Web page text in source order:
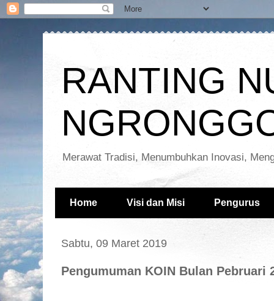
RANTING
Merawat Tradisi, Menumbuhkan Inovasi,
Home Visi dan Misi Pengurus
Sabtu, 09 Maret 2019
Pengumuman KOIN Bulan Pebruari